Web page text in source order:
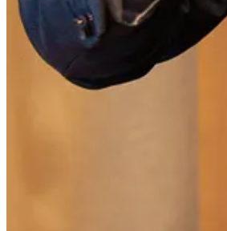
A Uber fornece ferramentas de
gerar
relatórios customizados
sobre o
Dashboard Empresarial:
Interface visual
APIs de Relatórios:Para integrar dados
O exemplo da Uber demonstra como a
para oferecer benefícios personalizados,
e
valor